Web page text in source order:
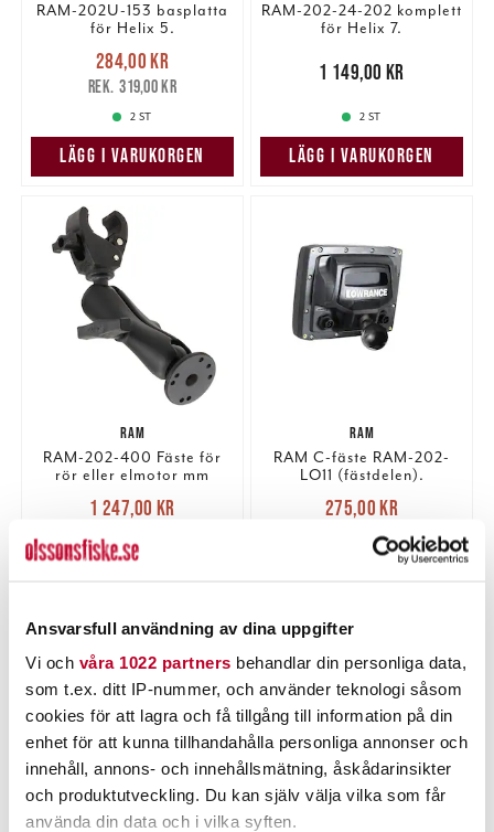
Ansvarsfull användning av dina uppgifter
Vi och våra 1022 partners behandlar din personliga data,
som t.ex. ditt IP-nummer, och använder teknologi såsom
cookies för att lagra och få tillgång till information på din
enhet för att kunna tillhandahålla personliga annonser och
innehåll, annons- och innehållsmätning, åskådarinsikter
och produktutveckling. Du kan själv välja vilka som får
använda din data och i vilka syften.
RAM-202U-153 basplatta
för Helix 5.
Nuvarande pris
284,00 krTidigare pris
319,00 kr
284,00 kr
319,00 kr
2 ST
LÄGG I VARUKORGEN
RAM-202-24-202 komplett
för Helix 7.
1 149,00 kr
1 149,00 kr
2 ST
LÄGG I VARUKORGEN
RAM
RAM-202-400 Fäste för
rör eller elmotor mm
Nuvarande pris
1 247,00 krTidigare pris
1 399,00 kr
1 247,00 kr
2 ST
RAM
RAM C-fäste RAM-202-
LO11 (fästdelen).
Nuvarande pris
275,00 krTidigare pris
309,00 kr
275,00 kr
309,00 kr